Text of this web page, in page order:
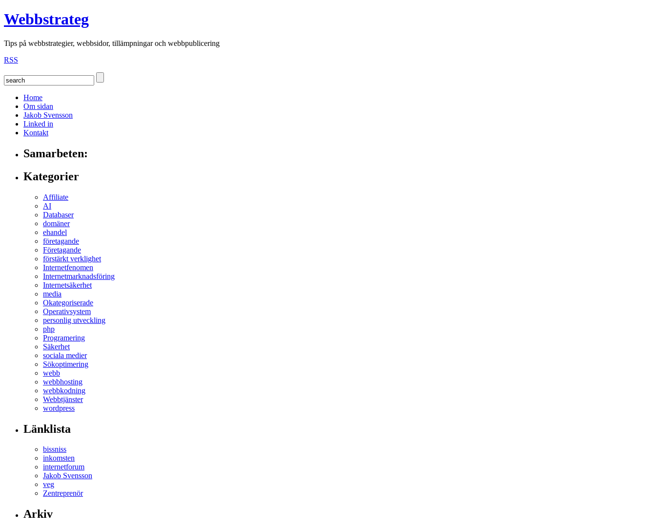
Webbstrateg
Tips på webbstrategier, webbsidor, tillämpningar och webbpublicering
RSS
Home
Om sidan
Jakob Svensson
Linked in
Kontakt
Samarbeten:
Kategorier
Affiliate
AI
Databaser
domäner
ehandel
företagande
Företagande
förstärkt verklighet
Internetfenomen
Internetmarknadsföring
Internetsäkerhet
media
Okategoriserade
Operativsystem
personlig utveckling
php
Programering
Säkerhet
sociala medier
Sökoptimering
webb
webbhosting
webbkodning
Webbtjänster
wordpress
Länklista
bissniss
inkomsten
internetforum
Jakob Svensson
veg
Zentreprenör
Arkiv